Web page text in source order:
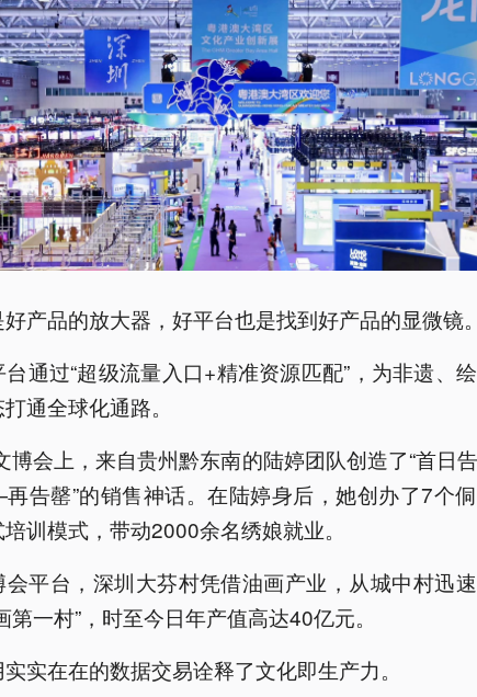
产品的放大器，好平台也是找到好产品的显微镜
通过“超级流量入口+精准资源匹配”，为非遗、
通全球化通路。
博会上，来自贵州黔东南的陆婷团队创造了“首日
告罄”的销售神话。在陆婷身后，她创办了7个
训模式，带动2000余名绣娘就业。
会平台，深圳大芬村凭借油画产业，从城中村迅
第一村”，时至今日年产值高达40亿元。
实在在的数据交易诠释了文化即生产力。